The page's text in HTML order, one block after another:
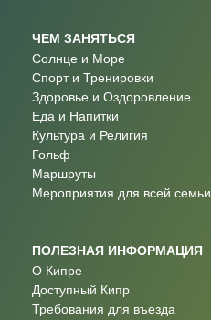
ЧЕМ ЗАНЯТЬСЯ
Солнце и Море
Спорт и Тренировки
Здоровье и Оздоровление
Еда и Напитки
Культура и Религия
Гольф
Маршруты
Мероприятия для всей семьи
ПОЛЕЗНАЯ ИНФОРМАЦИЯ
О Кипре
Доступный Кипр
Требования для въезда